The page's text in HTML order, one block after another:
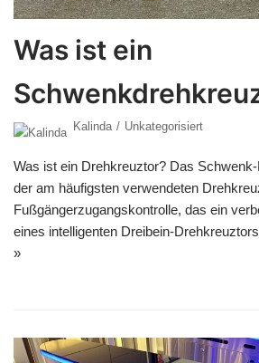
Was ist ein
Kalinda Unkategorisiert
Was ist ein Drehkreuztor? Das
der am häufigsten verwendeten
Fußgängerzugangskontrolle, das ein
eines intelligenten Dreibein-
»